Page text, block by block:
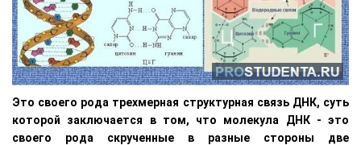
Это своего рода трехмерная структурная связь ДНК, суть
которой заключается в том, что молекула ДНК - это
своего рода скрученные в разные стороны две